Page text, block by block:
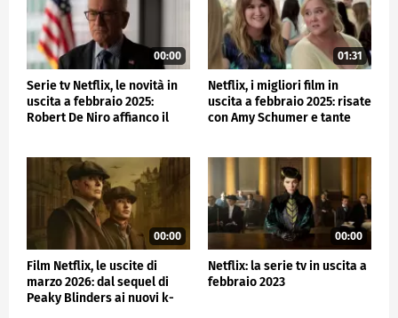
00:00
Serie tv Netflix, le novità in
uscita a febbraio 2025:
Robert De Niro affianco il
01:31
Netflix, i migliori film in
uscita a febbraio 2025: risate
con Amy Schumer e tante
00:00
Film Netflix, le uscite di
marzo 2026: dal sequel di
Peaky Blinders ai nuovi k-
00:00
Netflix: la serie tv in uscita a
febbraio 2023